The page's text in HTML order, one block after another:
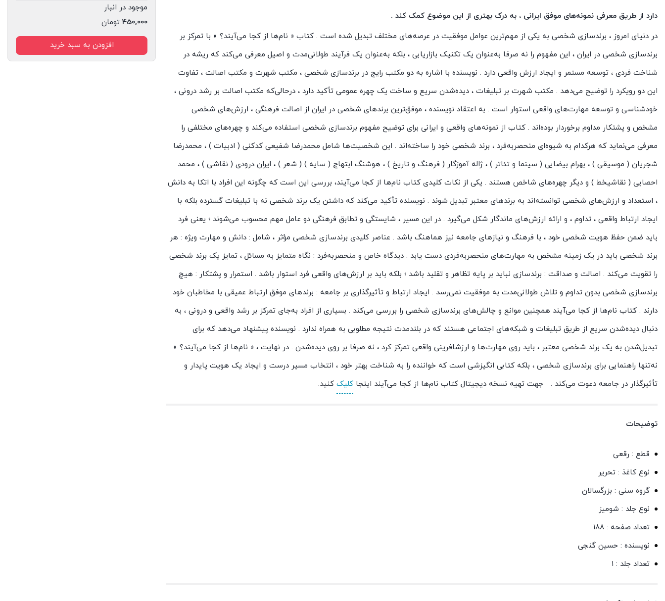
دارد از طریق معرفی نمونه‌های موفق ایرانی ، به درک بهتری از این موضوع کمک کند .
در دنیای امروز ، برندسازی شخصی به یکی از مهم‌ترین عوامل موفقیت در عرصه‌های مختلف تبدیل شده‌ است . کتاب « نام‌ها از کجا می‌آیند؟ » با تمرکز بر
برندسازی شخصی در ایران ، این مفهوم را نه صرفا به‌عنوان یک تکنیک بازاریابی ، بلکه به‌عنوان یک فرآیند طولانی‌مدت و اصیل معرفی می‌کند که ریشه در
شناخت فردی ، توسعه مستمر و ایجاد ارزش واقعی دارد . نویسنده با اشاره به دو مکتب رایج در برندسازی شخصی ، مکتب شهرت و مکتب اصالت ، تفاوت
این دو رویکرد را توضیح می‌دهد . مکتب شهرت بر تبلیغات ، دیده‌شدن سریع و ساخت یک چهره عمومی تأکید دارد ، درحالی‌که مکتب اصالت بر رشد درونی ،
خودشناسی و توسعه مهارت‌های واقعی استوار است . به اعتقاد نویسنده ، موفق‌ترین برندهای شخصی در ایران از اصالت فرهنگی ، ارزش‌های شخصی
مشخص و پشتکار مداوم برخوردار بوده‌اند . کتاب از نمونه‌های واقعی و ایرانی برای توضیح مفهوم برندسازی شخصی استفاده می‌کند و چهره‌های مختلفی را
معرفی می‌نماید که هرکدام به شیوه‌ای منحصربه‌فرد ، برند شخصی خود را ساخته‌اند . این شخصیت‌ها شامل محمدرضا شفیعی کدکنی ( ادبیات ) ، محمدرضا
شجریان ( موسیقی ) ، بهرام بیضایی ( سینما و تئاتر ) ، ژاله آموزگار ( فرهنگ و تاریخ ) ، هوشنگ ابتهاج ( سایه ) ( شعر ) ، ایران درودی ( نقاشی ) ، محمد
احصایی ( نقاشیخط ) و دیگر چهره‌های شاخص هستند . یکی از نکات کلیدی کتاب نام‌ها از کجا می‌آیند، بررسی این است که چگونه این افراد با اتکا به دانش
، استعداد و ارزش‌های شخصی توانسته‌اند به برندهای معتبر تبدیل شوند . نویسنده تأکید می‌کند که داشتن یک برند شخصی نه با تبلیغات گسترده بلکه با
ایجاد ارتباط واقعی ، تداوم ، و ارائه ارزش‌های ماندگار شکل می‌گیرد . در این مسیر ، شایستگی و تطابق فرهنگی دو عامل مهم محسوب می‌شوند ؛ یعنی فرد
باید ضمن حفظ هویت شخصی خود ، با فرهنگ و نیازهای جامعه نیز هماهنگ باشد . عناصر کلیدی برندسازی شخصی مؤثر ، شامل : دانش و مهارت ویژه : هر
برند شخصی باید در یک زمینه مشخص به مهارت‌های منحصربه‌فردی دست یابد . دیدگاه خاص و منحصربه‌فرد : نگاه متمایز به مسائل ، تمایز یک برند شخصی
را تقویت می‌کند . اصالت و صداقت : برندسازی نباید بر پایه تظاهر و تقلید باشد ؛ بلکه باید بر ارزش‌های واقعی فرد استوار باشد . استمرار و پشتکار : هیچ
برندسازی شخصی بدون تداوم و تلاش طولانی‌مدت به موفقیت نمی‌رسد . ایجاد ارتباط و تأثیرگذاری بر جامعه : برندهای موفق ارتباط عمیقی با مخاطبان خود
دارند . کتاب نام‌ها از کجا می‌آیند همچنین موانع و چالش‌های برندسازی شخصی را بررسی می‌کند . بسیاری از افراد به‌جای تمرکز بر رشد واقعی و درونی ، به
دنبال دیده‌شدن سریع از طریق تبلیغات و شبکه‌های اجتماعی هستند که در بلندمدت نتیجه مطلوبی به همراه ندارد . نویسنده پیشنهاد می‌دهد که برای
تبدیل‌شدن به یک برند شخصی معتبر ، باید روی مهارت‌ها و ارزشافرینی واقعی تمرکز کرد ، نه صرفا بر روی دیده‌شدن . در نهایت ، « نام‌ها از کجا می‌آیند؟ »
نه‌تنها راهنمایی برای برندسازی شخصی ، بلکه کتابی انگیزشی است که خواننده را به شناخت بهتر خود ، انتخاب مسیر درست و ایجاد یک هویت پایدار و
تأثیرگذار در جامعه دعوت می‌کند . جهت تهیه نسخه دیجیتال کتاب نام‌ها از کجا می‌آیند اینجا کلیک کنید.
توضیحات
قطع : رقعی
نوع کاغذ : تحریر
گروه سنی : بزرگسالان
نوع جلد : شومیز
تعداد صفحه : 188
نویسنده : حسین گنجی
تعداد جلد : 1
موجود در انبار
450,000 تومان
افزودن به سبد خرید